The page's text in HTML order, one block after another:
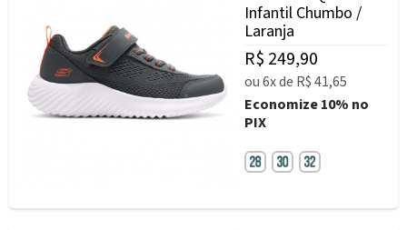
Infantil Chumbo /
Laranja
R$ 249,90
ou6xde R$ 41,65
Economize10% no
PIX